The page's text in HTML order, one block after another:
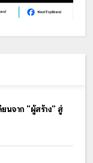
ยนจาก "ผู้สร้าง" สู่